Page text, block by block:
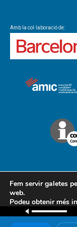
Amb la col·laboració de:
Contacte Avís legal
Fem servir galetes
web.
Podeu obtenir més
o desactivar-les a la